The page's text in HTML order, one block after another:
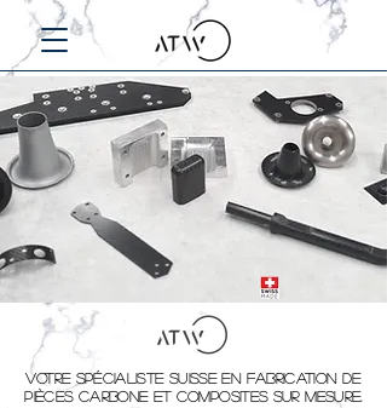
Votre spécialiste suisse en fabrication de
pièces carbone et composites sur mesure.